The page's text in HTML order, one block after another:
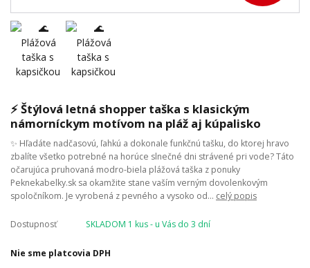
⚡ Štýlová letná shopper taška s klasickým
námorníckym motívom na pláž aj kúpalisko
✨ Hľadáte nadčasovú, ľahkú a dokonale funkčnú tašku, do ktorej hravo
zbalíte všetko potrebné na horúce slnečné dni strávené pri vode? Táto
očarujúca pruhovaná modro-biela plážová taška z ponuky
Peknekabelky.sk sa okamžite stane vaším verným dovolenkovým
spoločníkom. Je vyrobená z pevného a vysoko od... celý popis
Dostupnosť SKLADOM 1 kus - u Vás do 3 dní
Nie sme platcovia DPH